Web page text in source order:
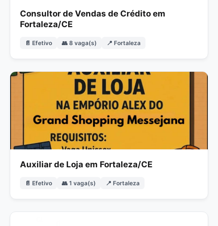
Consultor de Vendas de Crédito em
Fortaleza/CE
📄 Efetivo 👥 8 vaga(s) 📍 Fortaleza
Auxiliar de Loja em Fortaleza/CE
📄 Efetivo 👥 1 vaga(s) 📍 Fortaleza